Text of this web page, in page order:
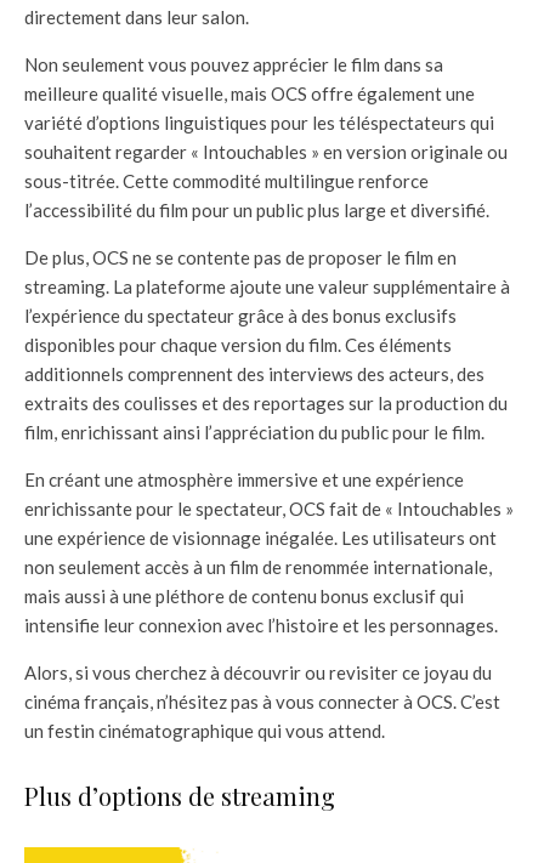
directement dans leur salon.
Non seulement vous pouvez apprécier le film dans sa
meilleure qualité visuelle, mais OCS offre également une
variété d’options linguistiques pour les téléspectateurs qui
souhaitent regarder « Intouchables » en version originale ou
sous-titrée. Cette commodité multilingue renforce
l’accessibilité du film pour un public plus large et diversifié.
De plus, OCS ne se contente pas de proposer le film en
streaming. La plateforme ajoute une valeur supplémentaire à
l’expérience du spectateur grâce à des bonus exclusifs
disponibles pour chaque version du film. Ces éléments
additionnels comprennent des interviews des acteurs, des
extraits des coulisses et des reportages sur la production du
film, enrichissant ainsi l’appréciation du public pour le film.
En créant une atmosphère immersive et une expérience
enrichissante pour le spectateur, OCS fait de « Intouchables »
une expérience de visionnage inégalée. Les utilisateurs ont
non seulement accès à un film de renommée internationale,
mais aussi à une pléthore de contenu bonus exclusif qui
intensifie leur connexion avec l’histoire et les personnages.
Alors, si vous cherchez à découvrir ou revisiter ce joyau du
cinéma français, n’hésitez pas à vous connecter à OCS. C’est
un festin cinématographique qui vous attend.
Plus d’options de streaming